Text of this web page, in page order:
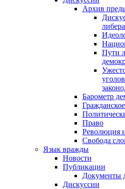
Архив
Пути
Барометр
Право
Революция
Свобода
Язык вражды
Новости
Публикации
Документы
Дискуссии